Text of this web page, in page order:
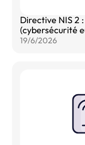
Directive NIS 2
(cybersécurité
19/6/2026